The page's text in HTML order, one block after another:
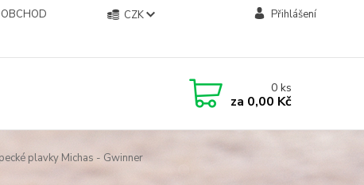
CZK Přihlášení
0ks
za 0,00 Kč
plavky Michas - Gwinner